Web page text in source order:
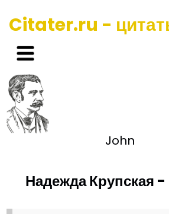
Citater.ru -
John
Надежда Крупская -